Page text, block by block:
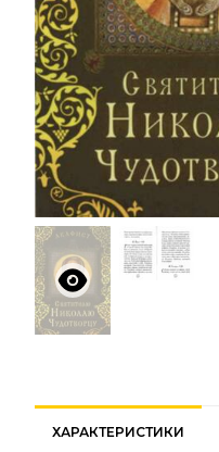
ХАРАКТЕРИСТИКИ